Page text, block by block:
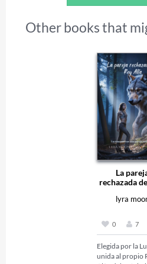
Other books that
La
rechazada
lyra
0 7
Elegida por la
unida al propio